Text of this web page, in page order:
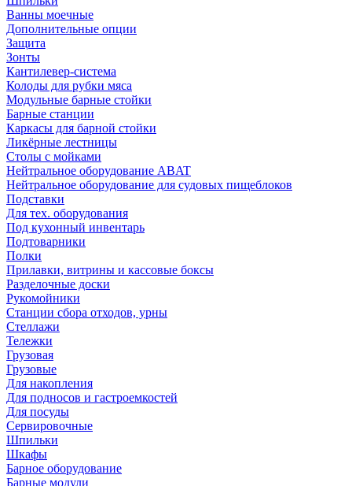
Ванны моечные
Дополнительные опции
Защита
Зонты
Кантилевер-система
Колоды для рубки мяса
Модульные барные стойки
Барные станции
Каркасы для барной стойки
Ликёрные лестницы
Столы с мойками
Нейтральное оборудование ABAT
Нейтральное оборудование для судовых пищеблоков
Подставки
Для тех. оборудования
Под кухонный инвентарь
Подтоварники
Полки
Прилавки, витрины и кассовые боксы
Разделочные доски
Рукомойники
Станции сбора отходов, урны
Стеллажи
Тележки
Грузовая
Грузовые
Для накопления
Для подносов и гастроемкостей
Для посуды
Сервировочные
Шпильки
Шкафы
Барное оборудование
Барные модули